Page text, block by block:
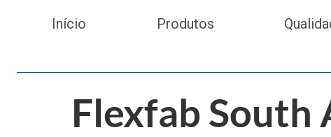
Início Produtos
Flexfab South